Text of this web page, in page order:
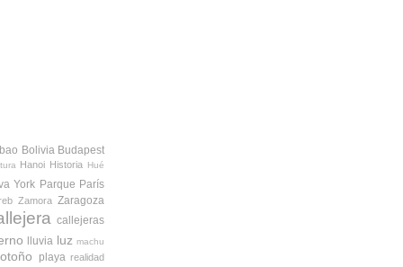
Bolivia Budapest
Hanoi Historia Hué
York Parque París
Zamora Zaragoza
callejeras
lluvia luz machu
otoño playa realidad